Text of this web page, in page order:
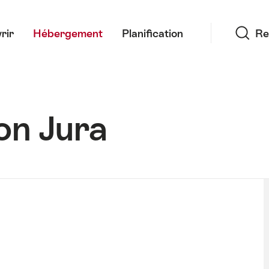
Hébergement Planification
Jura